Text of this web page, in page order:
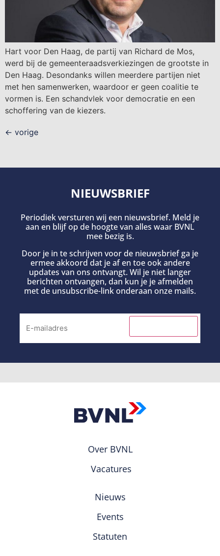
Hart voor Den Haag, de partij van Richard de Mos,
werd bij de gemeenteraadsverkiezingen de grootste in
Den Haag. Desondanks willen meerdere partijen niet
met hen samenwerken, waardoor er geen coalitie te
vormen is. Een schandvlek voor democratie en een
schoffering van de kiezers.
← vorige
NIEUWSBRIEF
Periodiek versturen wij een nieuwsbrief. Meld je
aan en blijf op de hoogte van alles waar BVNL
mee bezig is.
Door je in te schrijven voor de nieuwsbrief ga je
ermee akkoord dat je af en toe ook andere
updates van ons ontvangt. Wil je niet langer
berichten ontvangen, dan kun je je afmelden
met de unsubscribe-link onderaan onze mails.
Over BVNL
Vacatures
Nieuws
Events
Statuten